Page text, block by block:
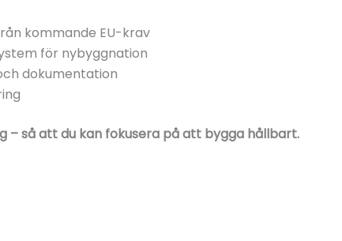
kommande EU-krav
för nybyggnation
dokumentation
– så att du kan fokusera på att bygga hållbart.